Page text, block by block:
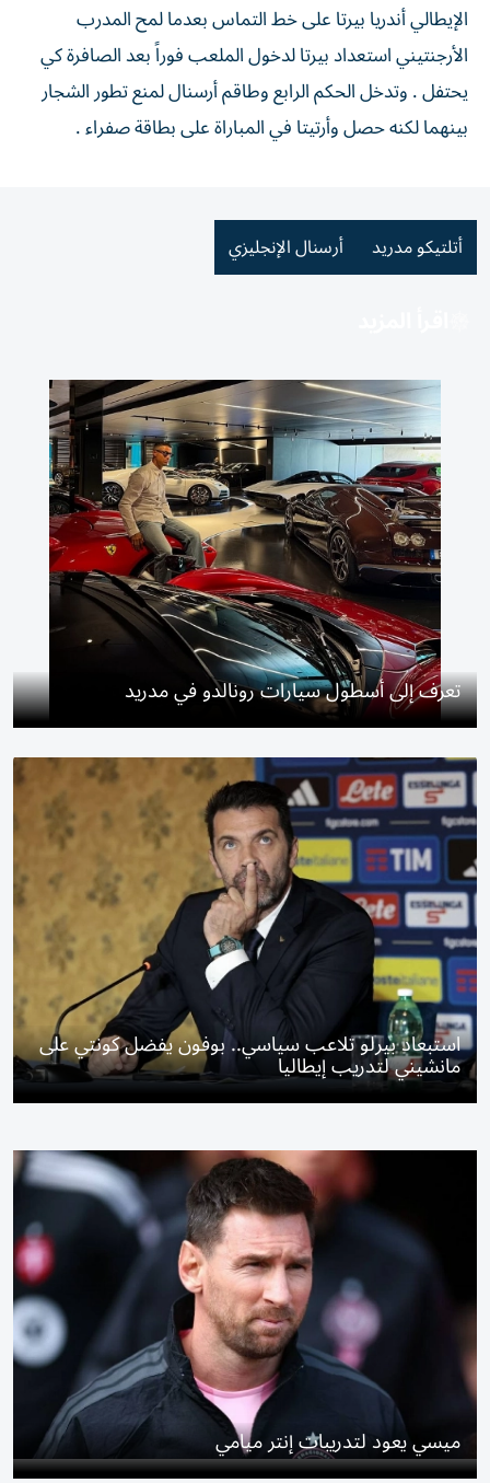
الإيطالي أندريا بيرتا على خط التماس بعدما لمح المدرب
الأرجنتيني استعداد بيرتا لدخول الملعب فوراً بعد الصافرة كي
يحتفل . وتدخل الحكم الرابع وطاقم أرسنال لمنع تطور الشجار
بينهما لكنه حصل وأرتيتا في المباراة على بطاقة صفراء .
أتلتيكو مدريد أرسنال الإنجليزي
تعرف إلى أسطول سيارات رونالدو في مدريد
استبعاد بيرلو تلاعب سياسي.. بوفون يفضل كونتي على
مانشيني لتدريب إيطاليا
ميسي يعود لتدريبات إنتر ميامي